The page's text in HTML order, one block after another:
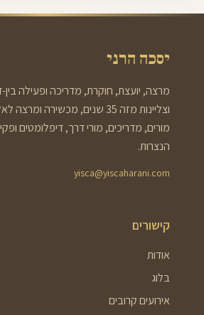
יסכה הרני
מרצה, יועצת, חוקרת, מדריכה ופעילה
וצליינות מזה 35 שנים, מכשירה
מורים, מדריכים, מורי דרך, דיפלומטים
הנצרות.
yisca@yiscaharani.com
קישורים
אודות
בלוג
אירועים קרובים